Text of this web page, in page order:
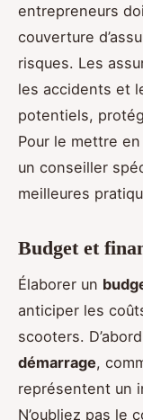
entrepreneurs
couverture
risques. Les
les accidents et
potentiels,
Pour le mettre
un conseiller
meilleures
Budget et
Élaborer un
anticiper les
scooters.
démarrage,
représentent un
N’oubliez pas le